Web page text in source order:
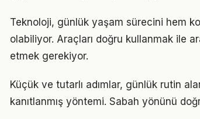
Teknoloji, günlük yaşam sürecini hem
olabiliyor. Araçları doğru kullanmak ile
etmek gerekiyor.
Küçük ve tutarlı adımlar, günlük rutin
kanıtlanmış yöntemi. Sabah yönünü